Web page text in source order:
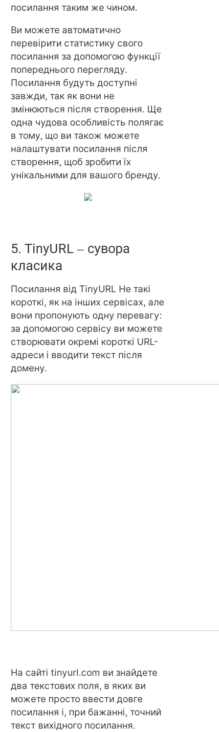
посилання таким же чином.
Ви можете автоматично
перевірити статистику свого
посилання за допомогою функції
попереднього перегляду.
Посилання будуть доступні
завжди, так як вони не
змінюються після створення. Ще
одна чудова особливість полягає
в тому, що ви також можете
налаштувати посилання після
створення, щоб зробити їх
унікальними для вашого бренду.
5. TinyURL – сувора
класика
Посилання від TinyURL Не такі
короткі, як на інших сервісах, але
вони пропонують одну перевагу:
за допомогою сервісу ви можете
створювати окремі короткі URL-
адреси і вводити текст після
домену.
На сайті tinyurl.com ви знайдете
два текстових поля, в яких ви
можете просто ввести довге
посилання і, при бажанні, точний
текст вихідного посилання.